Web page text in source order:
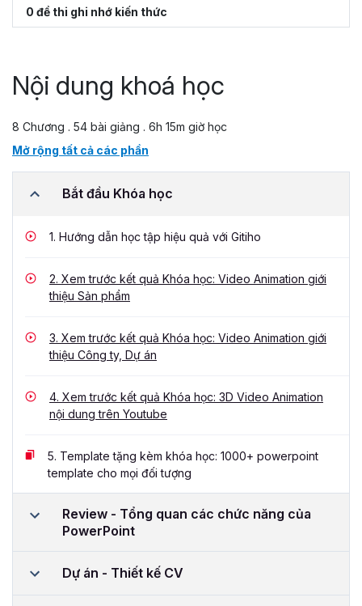
0 đề thi ghi nhớ kiến thức
Nội dung khoá học
8 Chương . 54 bài giảng . 6h 15m giờ học
Mở rộng tất cả các phần
Bắt đầu Khóa học
1. Hướng dẫn học tập hiệu quả với Gitiho
2. Xem trước kết quả Khóa học: Video Animation giới
thiệu Sản phẩm
3. Xem trước kết quả Khóa học: Video Animation giới
thiệu Công ty, Dự án
4. Xem trước kết quả Khóa học: 3D Video Animation
nội dung trên Youtube
5. Template tặng kèm khóa học: 1000+ powerpoint
template cho mọi đối tượng
Review - Tổng quan các chức năng của
PowerPoint
Dự án - Thiết kế CV